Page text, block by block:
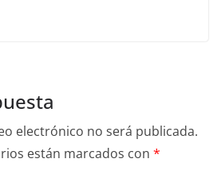
electrónico no será publicada.
están marcados con *